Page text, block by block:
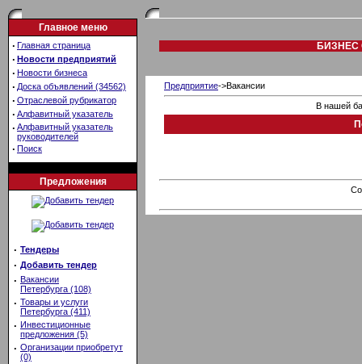
Главное меню
· Главная страница
· Новости предприятий
· Новости бизнеса
· Доска объявлений (34562)
· Отраслевой рубрикатор
· Алфавитный указатель
· Алфавитный указатель
руководителей
· Поиск
Предложения
· Тендеры
· Добавить тендер
· Вакансии
Петербурга (108)
· Товары и услуги
Петербурга (411)
· Инвестиционные
предложения (5)
· Организации приобретут
(0)
БИЗНЕС
Предприятие->Вакансии
В нашей